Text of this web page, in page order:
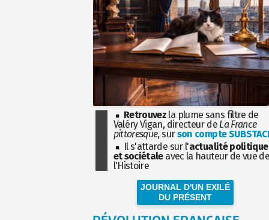
Retrouvez la plume sans filtre de
Valéry Vigan, directeur de La France
pittoresque, surson compte
Il s'attarde sur l'actualité politique
et sociétaleavec la hauteur de vue
l'Histoire
JOURNAL D'UN EXILÉ
DU PRÉSENT